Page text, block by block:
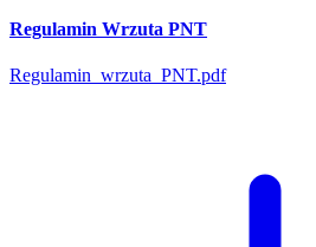
Regulamin Wrzuta PNT
Regulamin_wrzuta_PNT.pdf